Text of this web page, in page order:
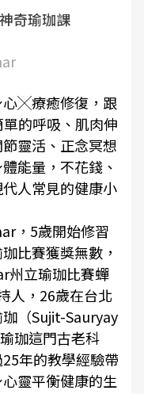
奇瑜珈課
╳療癒修復，跟
的呼吸、肌肉伸
靈活、正念冥想
能量，不花錢、
人常見的健康小
，5歲開始修習
比賽獲獎無數，
州立瑜珈比賽蟬
人，26歲在台北
（Sujit-Sauryay
珈這門古老科
年的教學經驗帶
靈平衡健康的生